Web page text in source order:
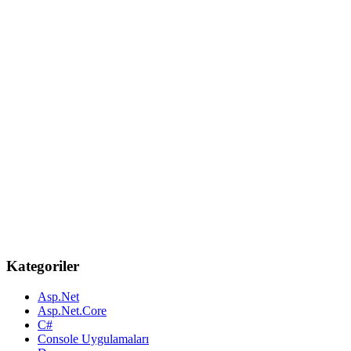
Kategoriler
Asp.Net
Asp.Net.Core
C#
Console Uygulamaları